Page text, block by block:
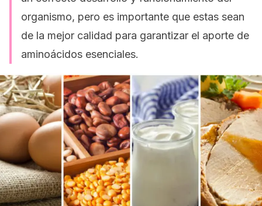
organismo, pero es importante que estas sean
de la mejor calidad para garantizar el aporte de
aminoácidos esenciales.